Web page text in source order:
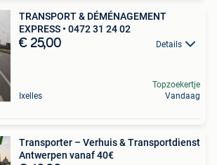
TRANSPORT & DÉMÉNAGEMENT
EXPRESS • 0472 31 24 02
€ 25,00 Details
Ixelles
Topzoekertje
Vandaag
Transporter – Verhuis & Transportdienst
Antwerpen vanaf 40€